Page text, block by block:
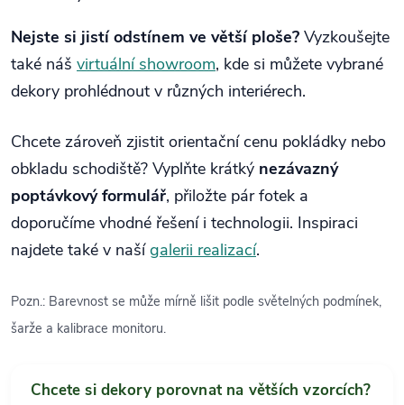
Nejste si jistí odstínem ve větší ploše? Vyzkoušejte
také náš virtuální showroom, kde si můžete vybrané
dekory prohlédnout v různých interiérech.
Chcete zároveň zjistit orientační cenu pokládky nebo
obkladu schodiště? Vyplňte krátký nezávazný
poptávkový formulář, přiložte pár fotek a
doporučíme vhodné řešení i technologii. Inspiraci
najdete také v našígalerii realizací.
Pozn.: Barevnost se může mírně lišit podle světelných podmínek,
šarže a kalibrace monitoru.
Chcete si dekory porovnat na větších vzorcích?